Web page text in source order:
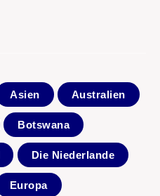
Asien Australien
Botswana
Die Niederlande
Europa